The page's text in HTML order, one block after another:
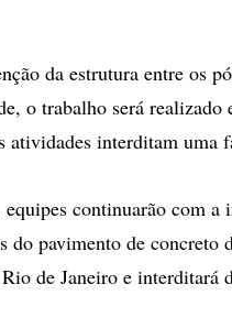
da estrutura entre os
o trabalho será realizado
interditam uma
continuarão com a
do pavimento de
de Janeiro e interditará